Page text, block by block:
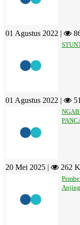
01 Agustus 2022 |
01 Agustus 2022 |
20 Mei 2025 | 262